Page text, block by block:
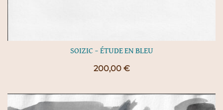
SOIZIC – ÉTUDE EN BLEU
200,00 €